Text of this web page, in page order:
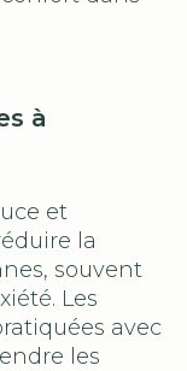
à
et
la
souvent
Les
avec
les